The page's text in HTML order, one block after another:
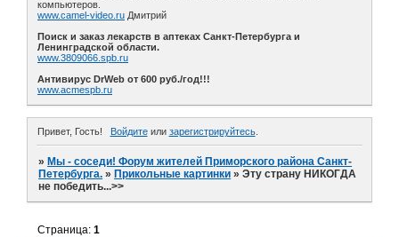
компьютеров.
www.camel-video.ru Дмитрий
Поиск и заказ лекарств в аптеках Санкт-Петербурга и
Ленинградской области.
www.3809066.spb.ru
Антивирус DrWeb от 600 руб./год!!!
www.acmespb.ru
Привет, Гость! Войдитеили зарегистрируйтесь.
» Мы - соседи! Форум жителей Приморского района Санкт-
Петербурга. » Прикольные картинки »Эту страну НИКОГДА
не победить...>>
Страница:1